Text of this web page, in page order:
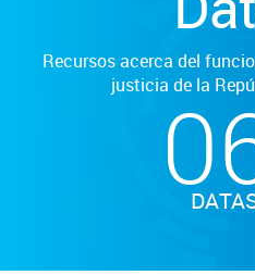
Recursos acerca del
justicia de la